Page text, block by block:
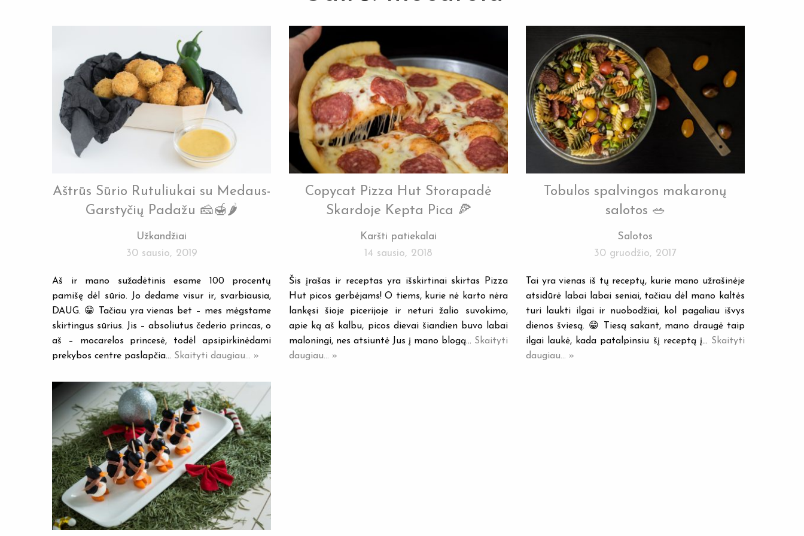
Aštrūs Sūrio Rutuliukai su Medaus-
Garstyčių Padažu 🧀🍯🌶
Užkandžiai
30 sausio, 2019
Aš ir mano sužadėtinis esame 100 procentų
pamišę dėl sūrio. Jo dedame visur ir, svarbiausia,
DAUG. 😁 Tačiau yra vienas bet – mes mėgstame
skirtingus sūrius. Jis – absoliutus čederio princas, o
aš – mocarelos princesė, todėl apsipirkinėdami
prekybos centre paslapčia… Skaityti daugiau... »
Copycat Pizza Hut Storapadė
Skardoje Kepta Pica 🍕
Karšti patiekalai
14 sausio, 2018
Šis įrašas ir receptas yra išskirtinai skirtas Pizza
Hut picos gerbėjams! O tiems, kurie nė karto nėra
lankęsi šioje picerijoje ir neturi žalio suvokimo,
apie ką aš kalbu, picos dievai šiandien buvo labai
maloningi, nes atsiuntė Jus į mano blogą… Skaityti
daugiau... »
Tobulos spalvingos makaronų
salotos 🥗
Salotos
30 gruodžio, 2017
Tai yra vienas iš tų receptų, kurie mano užrašinėje
atsidūrė labai labai seniai, tačiau dėl mano kaltės
turi laukti ilgai ir nuobodžiai, kol pagaliau išvys
dienos šviesą. 😁 Tiesą sakant, mano draugė taip
ilgai laukė, kada patalpinsiu šį receptą į… Skaityti
daugiau... »